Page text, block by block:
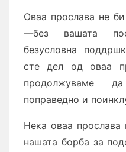
Оваа прослава не
—без вашата
безусловна
сте дел од оваа
продолжуваме
поправедно и
Нека оваа прослава
нашата борба за